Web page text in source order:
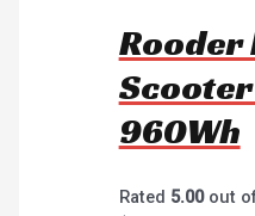
Scooter
960Wh
Rated 5.00out